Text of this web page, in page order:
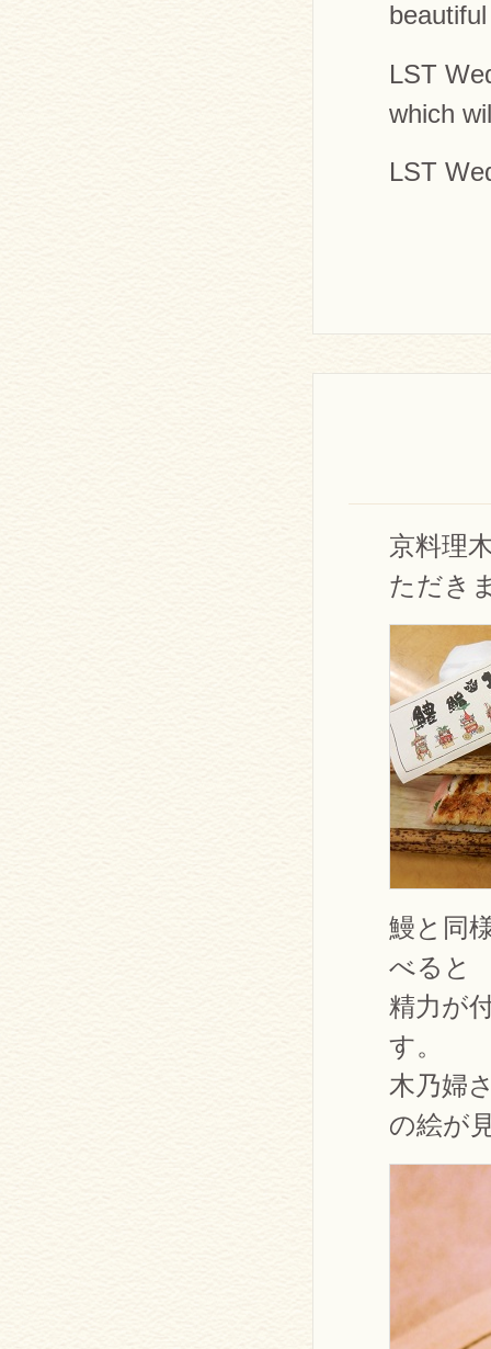
LST
which
LST
京料理
ただき
鰻と同
べると
精力が
す。
木乃婦
の絵が